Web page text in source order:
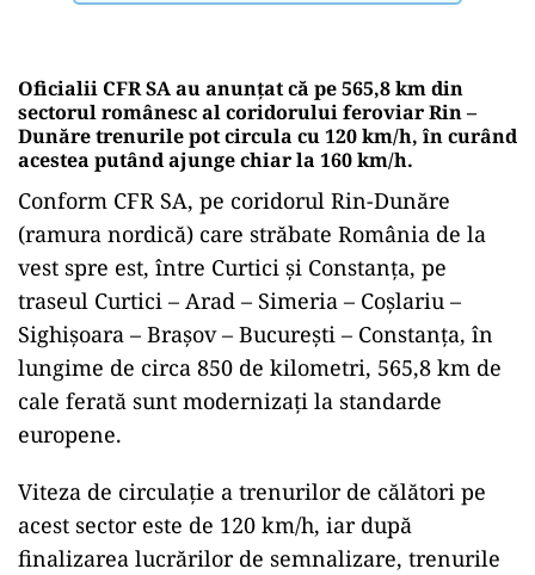
Oficialii CFR SA au anunțat că pe 565,8 km din
sectorul românesc al coridorului feroviar Rin –
Dunăre trenurile pot circula cu 120 km/h, în curând
acestea putând ajunge chiar la 160 km/h.
Conform CFR SA, pe coridorul Rin-Dunăre
(ramura nordică) care străbate România de la
vest spre est, între Curtici şi Constanţa, pe
traseul Curtici – Arad – Simeria – Coşlariu –
Sighişoara – Braşov – Bucureşti – Constanţa, în
lungime de circa 850 de kilometri, 565,8 km de
cale ferată sunt modernizaţi la standarde
europene.
Viteza de circulaţie a trenurilor de călători pe
acest sector este de 120 km/h, iar după
finalizarea lucrărilor de semnalizare, trenurile